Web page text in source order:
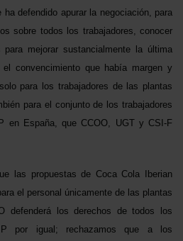
defendido apurar la negociación, para
sobre todos los trabajadores, conocer
mejorar sustancialmente la última
convencimiento que había margen y
para los trabajadores de las plantas
para el conjunto de los trabajadores
en España, que CCOO, UGT y CSI-F
las propuestas de Coca Cola Iberian
el personal únicamente de las plantas
defenderá los derechos de todos los
por igual; rechazamos que a los